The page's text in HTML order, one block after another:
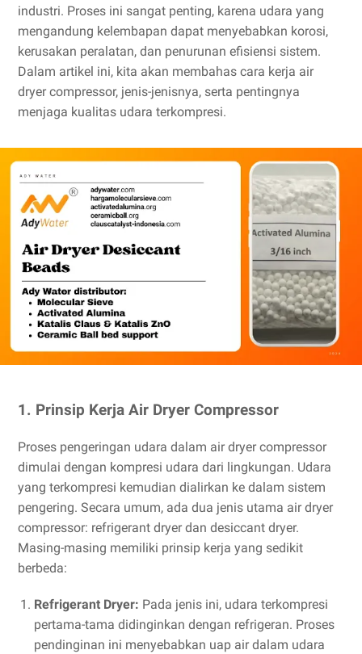
industri. Proses ini sangat penting, karena udara yang
mengandung kelembapan dapat menyebabkan korosi,
kerusakan peralatan, dan penurunan efisiensi sistem.
Dalam artikel ini, kita akan membahas cara kerja air
dryer compressor, jenis-jenisnya, serta pentingnya
menjaga kualitas udara terkompresi.
1. Prinsip Kerja Air Dryer Compressor
Proses pengeringan udara dalam air dryer compressor
dimulai dengan kompresi udara dari lingkungan. Udara
yang terkompresi kemudian dialirkan ke dalam sistem
pengering. Secara umum, ada dua jenis utama air dryer
compressor: refrigerant dryer dan desiccant dryer.
Masing-masing memiliki prinsip kerja yang sedikit
berbeda:
Refrigerant Dryer: Pada jenis ini, udara terkompresi
pertama-tama didinginkan dengan refrigeran. Proses
pendinginan ini menyebabkan uap air dalam udara